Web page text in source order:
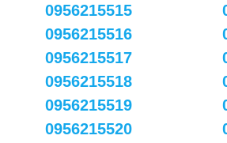
0956215515
0956215516
0956215517
0956215518
0956215519
0956215520